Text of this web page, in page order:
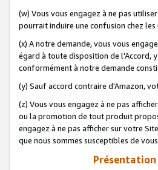
(w) Vous vous engagez à ne pas
pourrait induire une confusion chez
(x) A notre demande, vous vous
égard à toute disposition de l'Accord,
conformément à notre demande
(y) Sauf accord contraire d'Amazon,
(z) Vous vous engagez à ne pas
ou la promotion de tout produit
engagez à ne pas afficher sur votre
que nous sommes susceptibles de
Présentation